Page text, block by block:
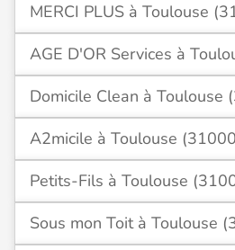
MERCI PLUS à Toulouse
AGE D'OR Services à
Domicile Clean à Toulouse
A2micile à Toulouse
Petits-Fils à Toulouse
Sous mon Toit à Toulouse